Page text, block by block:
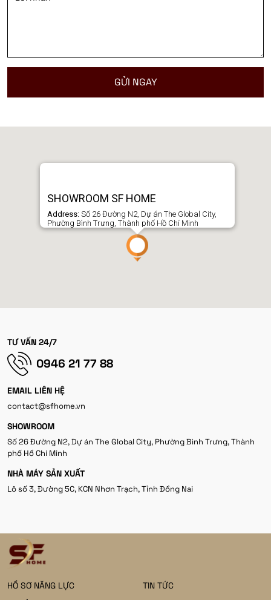
SHOWROOM SF HOME
Address: Số 26 Đường N2, Dự án The Global City,
Phường Bình Trưng, Thành phố Hồ Chí Minh
TƯ VẤN 24/7
0946 21 77 88
EMAIL LIÊN HỆ
contact@sfhome.vn
SHOWROOM
Số 26 Đường N2, Dự án The Global City, Phường Bình Trưng, Thành
phố Hồ Chí Minh
NHÀ MÁY SẢN XUẤT
Lô số 3, Đường 5C, KCN Nhơn Trạch, Tỉnh Đồng Nai
HỒ SƠ NĂNG LỰC
TIN TỨC